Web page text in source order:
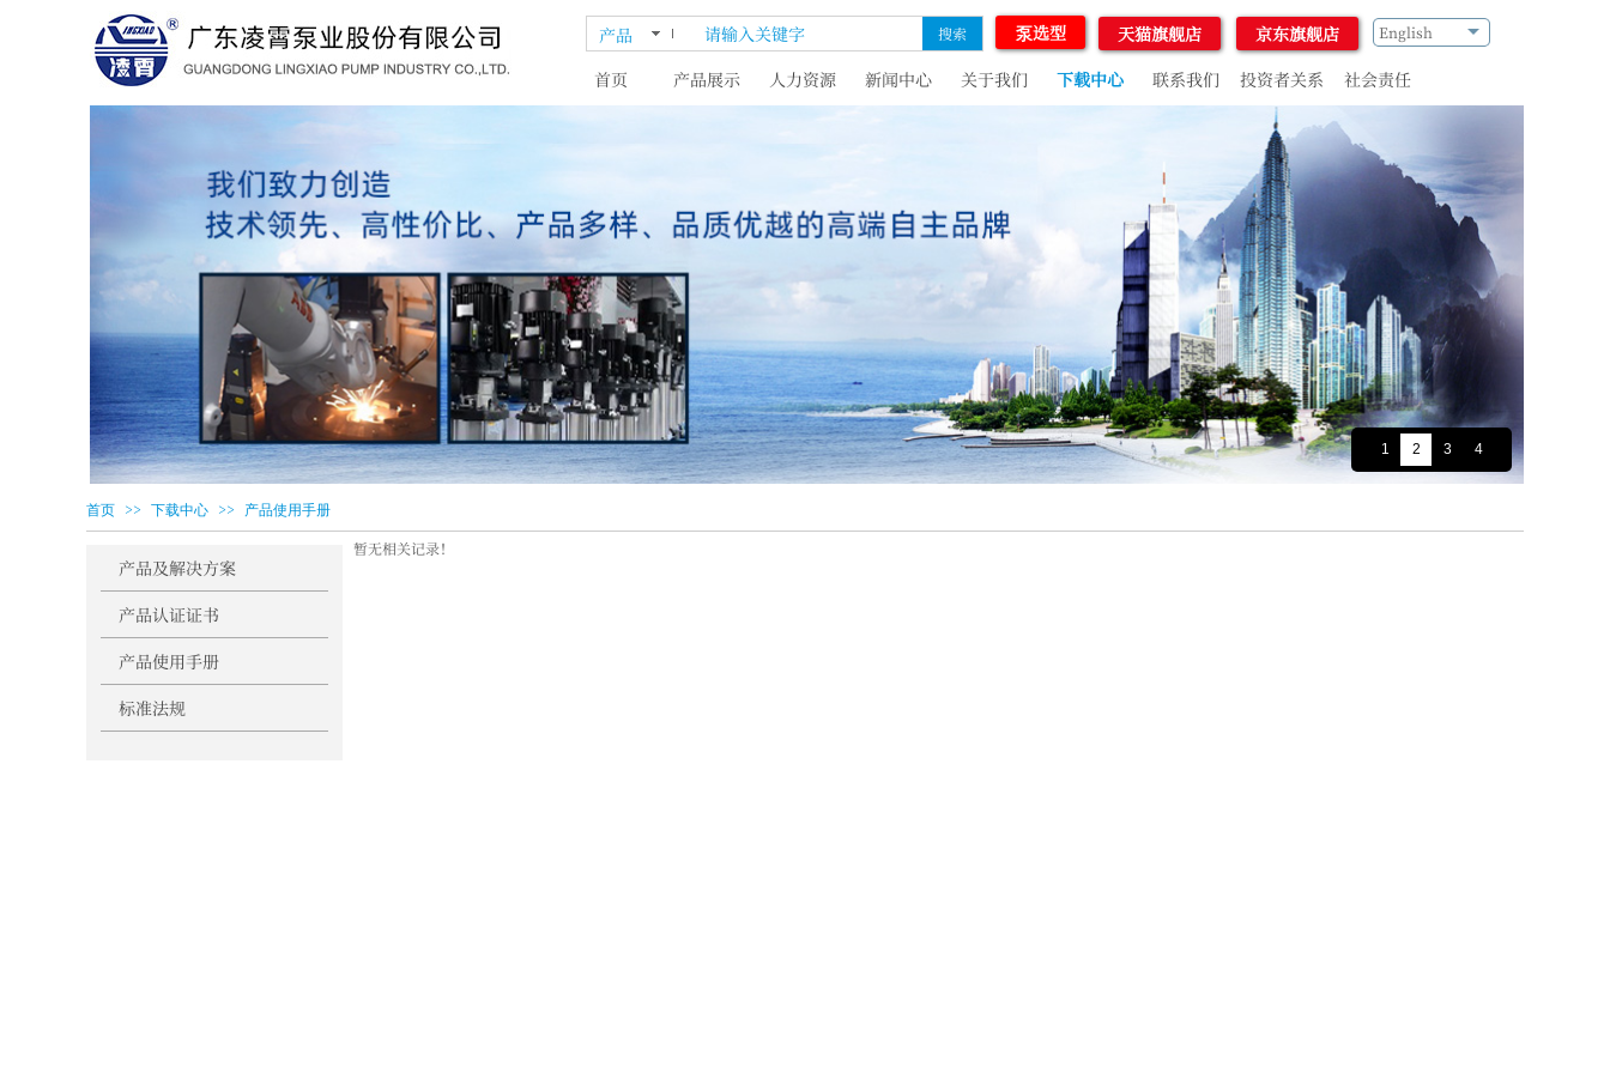
产品 搜索 English
首页 产品展示 人力资源 新闻中心 关于我们 下载中心 联系我们 投资者关系 社会责任
京东旗舰店
泵选型 天猫旗舰店
首页 >> 下载中心 >> 产品使用手册
下载中心-详情
暂无相关记录！
产品及解决方案
产品认证证书
产品使用手册
标准法规